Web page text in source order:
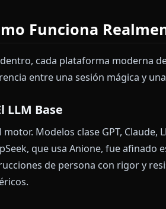
Agencia creativa.Ambos
Si alguna vez jugaste un rol de
Cómo Funciona